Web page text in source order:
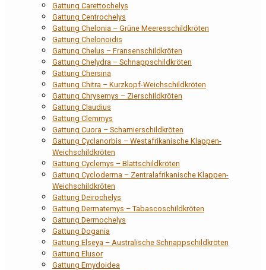
Gattung Carettochelys
Gattung Centrochelys
Gattung Chelonia – Grüne Meeresschildkröten
Gattung Chelonoidis
Gattung Chelus – Fransenschildkröten
Gattung Chelydra – Schnappschildkröten
Gattung Chersina
Gattung Chitra – Kurzkopf-Weichschildkröten
Gattung Chrysemys – Zierschildkröten
Gattung Claudius
Gattung Clemmys
Gattung Cuora – Scharnierschildkröten
Gattung Cyclanorbis – Westafrikanische Klappen-
Weichschildkröten
Gattung Cyclemys – Blattschildkröten
Gattung Cycloderma – Zentralafrikanische Klappen-
Weichschildkröten
Gattung Deirochelys
Gattung Dermatemys – Tabascoschildkröten
Gattung Dermochelys
Gattung Dogania
Gattung Elseya – Australische Schnappschildkröten
Gattung Elusor
Gattung Emydoidea